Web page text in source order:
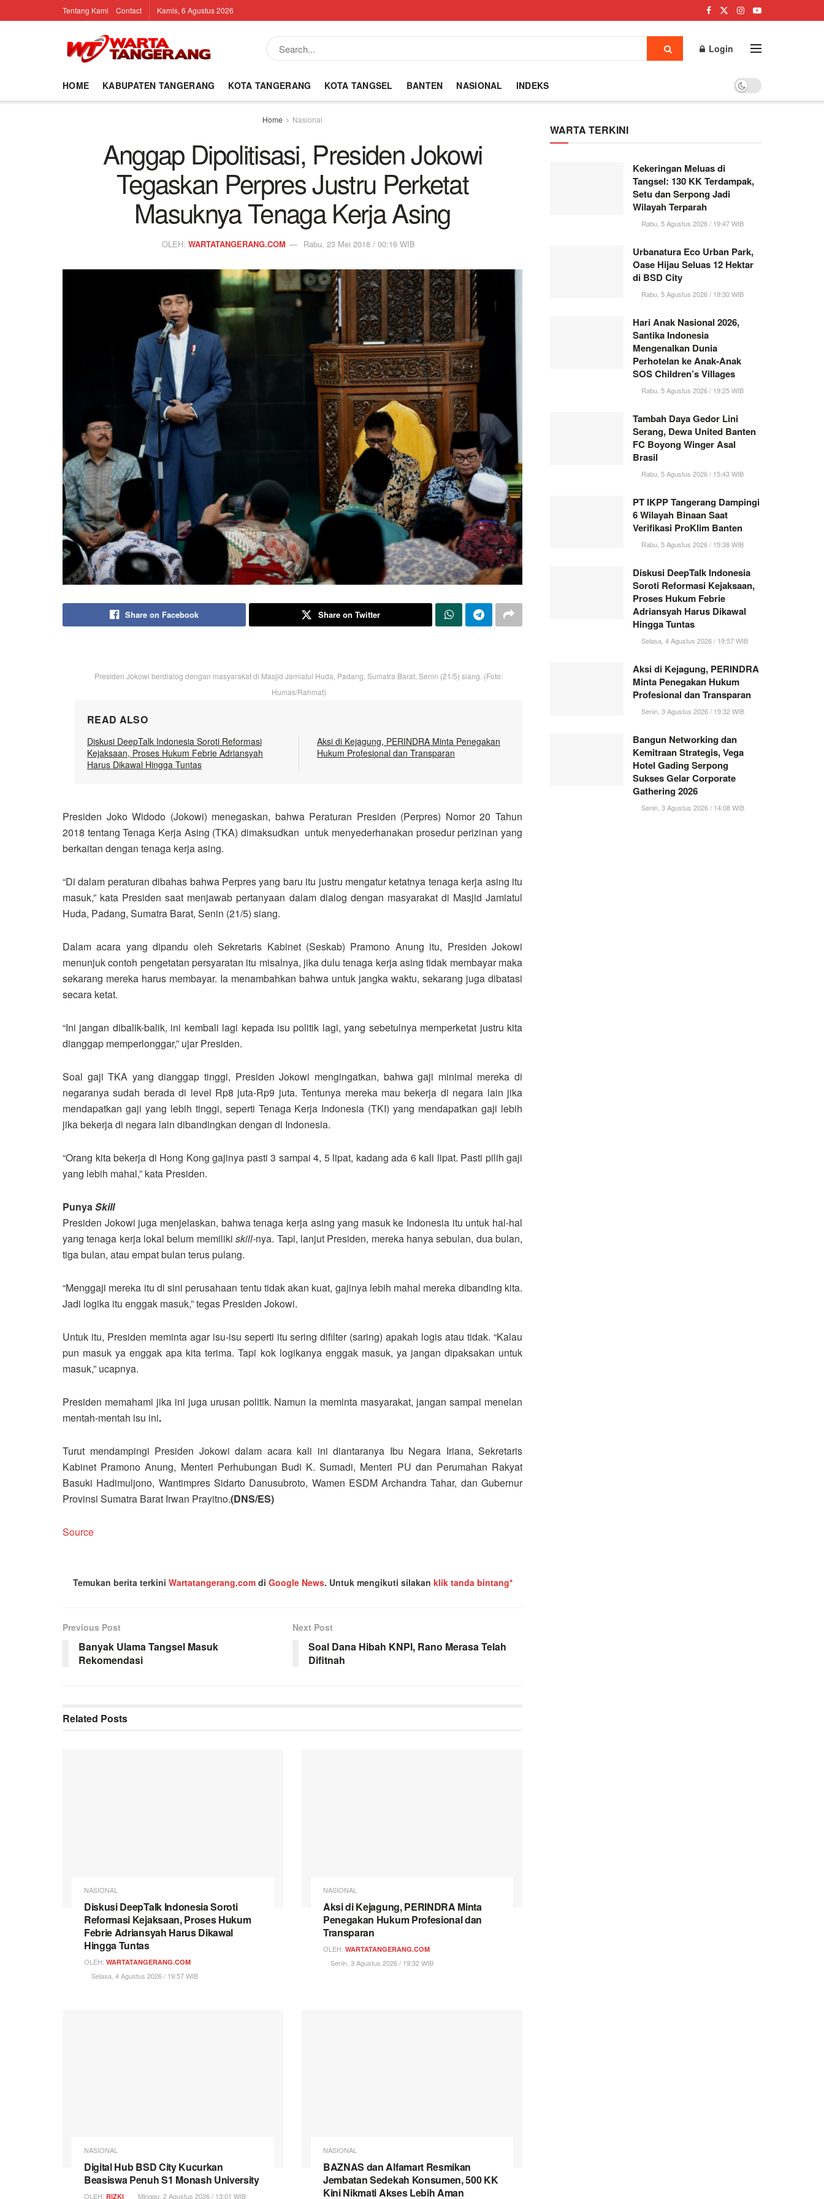
Tentang Kami Contact Kamis, 6 Agustus 2026
Login
HOME KABUPATEN TANGERANG KOTA TANGERANG KOTA TANGSEL BANTEN NASIONAL INDEKS
Home Nasional
Anggap Dipolitisasi, Presiden Jokowi
Tegaskan Perpres Justru Perketat
Masuknya Tenaga Kerja Asing
OLEH: WARTATANGERANG.COM Rabu, 23 Mei 2018 / 00:16 WIB
Share on Facebook Share on Twitter
Presiden Jokowi berdialog dengan masyarakat di Masjid Jamiatul Huda, Padang, Sumatra Barat, Senin (21/5) siang. (Foto:
Humas/Rahmat)
READ ALSO
Diskusi DeepTalk Indonesia Soroti Reformasi
Kejaksaan, Proses Hukum Febrie Adriansyah
Harus Dikawal Hingga Tuntas
Aksi di Kejagung, PERINDRA Minta Penegakan
Hukum Profesional dan Transparan
Presiden Joko Widodo (Jokowi) menegaskan, bahwa Peraturan Presiden (Perpres) Nomor 20 Tahun
2018 tentang Tenaga Kerja Asing (TKA) dimaksudkan untuk menyederhanakan prosedur perizinan yang
berkaitan dengan tenaga kerja asing.
“Di dalam peraturan dibahas bahwa Perpres yang baru itu justru mengatur ketatnya tenaga kerja asing itu
masuk,” kata Presiden saat menjawab pertanyaan dalam dialog dengan masyarakat di Masjid Jamiatul
Huda, Padang, Sumatra Barat, Senin (21/5) siang.
Dalam acara yang dipandu oleh Sekretaris Kabinet (Seskab) Pramono Anung itu, Presiden Jokowi
menunjuk contoh pengetatan persyaratan itu misalnya, jika dulu tenaga kerja asing tidak membayar maka
sekarang mereka harus membayar. Ia menambahkan bahwa untuk jangka waktu, sekarang juga dibatasi
secara ketat.
“Ini jangan dibalik-balik, ini kembali lagi kepada isu politik lagi, yang sebetulnya memperketat justru kita
dianggap memperlonggar,” ujar Presiden.
Soal gaji TKA yang dianggap tinggi, Presiden Jokowi mengingatkan, bahwa gaji minimal mereka di
negaranya sudah berada di level Rp8 juta-Rp9 juta. Tentunya mereka mau bekerja di negara lain jika
mendapatkan gaji yang lebih tinggi, seperti Tenaga Kerja Indonesia (TKI) yang mendapatkan gaji lebih
jika bekerja di negara lain dibandingkan dengan di Indonesia.
“Orang kita bekerja di Hong Kong gajinya pasti 3 sampai 4, 5 lipat, kadang ada 6 kali lipat. Pasti pilih gaji
yang lebih mahal,” kata Presiden.
PunyaSkill
Presiden Jokowi juga menjelaskan, bahwa tenaga kerja asing yang masuk ke Indonesia itu untuk hal-hal
yang tenaga kerja lokal belum memilikiskill-nya. Tapi, lanjut Presiden, mereka hanya sebulan, dua bulan,
tiga bulan, atau empat bulan terus pulang.
“Menggaji mereka itu di sini perusahaan tentu tidak akan kuat, gajinya lebih mahal mereka dibanding kita.
Jadi logika itu enggak masuk,” tegas Presiden Jokowi.
Untuk itu, Presiden meminta agar isu-isu seperti itu sering difilter (saring) apakah logis atau tidak. “Kalau
pun masuk ya enggak apa kita terima. Tapi kok logikanya enggak masuk, ya jangan dipaksakan untuk
masuk,” ucapnya.
Presiden memahami jika ini juga urusan politik. Namun ia meminta masyarakat, jangan sampai menelan
mentah-mentah isu ini.
Turut mendampingi Presiden Jokowi dalam acara kali ini diantaranya Ibu Negara Iriana, Sekretaris
Kabinet Pramono Anung, Menteri Perhubungan Budi K. Sumadi, Menteri PU dan Perumahan Rakyat
Basuki Hadimuljono, Wantimpres Sidarto Danusubroto, Wamen ESDM Archandra Tahar, dan Gubernur
Provinsi Sumatra Barat Irwan Prayitno.(DNS/ES)
Source
Temukan berita terkini Wartatangerang.comdi Google News. Untuk mengikuti silakan klik tanda bintang*
Previous Post
Banyak Ulama Tangsel Masuk
Rekomendasi
Next Post
Soal Dana Hibah KNPI, Rano Merasa Telah
Difitnah
Related Posts
NASIONAL
Diskusi DeepTalk Indonesia Soroti
Reformasi Kejaksaan, Proses Hukum
Febrie Adriansyah Harus Dikawal
Hingga Tuntas
OLEH: WARTATANGERANG.COM
Selasa, 4 Agustus 2026 / 19:57 WIB
NASIONAL
Aksi di Kejagung, PERINDRA Minta
Penegakan Hukum Profesional dan
Transparan
OLEH: WARTATANGERANG.COM
Senin, 3 Agustus 2026 / 19:32 WIB
NASIONAL
Digital Hub BSD City Kucurkan
Beasiswa Penuh S1 Monash University
OLEH: RIZKI Minggu, 2 Agustus 2026 / 13:01 WIB
NASIONAL
BAZNAS dan Alfamart Resmikan
Jembatan Sedekah Konsumen, 500 KK
Kini Nikmati Akses Lebih Aman
WARTA TERKINI
Kekeringan Meluas di
Tangsel: 130 KK Terdampak,
Setu dan Serpong Jadi
Wilayah Terparah
Rabu, 5 Agustus 2026 / 19:47 WIB
Urbanatura Eco Urban Park,
Oase Hijau Seluas 12 Hektar
di BSD City
Rabu, 5 Agustus 2026 / 19:30 WIB
Hari Anak Nasional 2026,
Santika Indonesia
Mengenalkan Dunia
Perhotelan ke Anak-Anak
SOS Children’s Villages
Rabu, 5 Agustus 2026 / 19:25 WIB
Tambah Daya Gedor Lini
Serang, Dewa United Banten
FC Boyong Winger Asal
Brasil
Rabu, 5 Agustus 2026 / 15:43 WIB
PT IKPP Tangerang Dampingi
6 Wilayah Binaan Saat
Verifikasi ProKlim Banten
Rabu, 5 Agustus 2026 / 15:38 WIB
Diskusi DeepTalk Indonesia
Soroti Reformasi Kejaksaan,
Proses Hukum Febrie
Adriansyah Harus Dikawal
Hingga Tuntas
Selasa, 4 Agustus 2026 / 19:57 WIB
Aksi di Kejagung, PERINDRA
Minta Penegakan Hukum
Profesional dan Transparan
Senin, 3 Agustus 2026 / 19:32 WIB
Bangun Networking dan
Kemitraan Strategis, Vega
Hotel Gading Serpong
Sukses Gelar Corporate
Gathering 2026
Senin, 3 Agustus 2026 / 14:08 WIB